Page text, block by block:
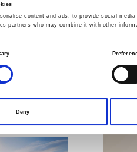
content and ads, to provide social
partners who may combine it with other
Deny